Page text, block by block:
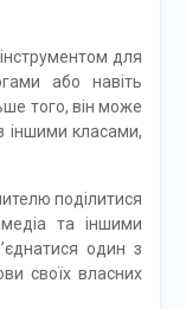
для
або навіть
того, він може
іншими класами,
поділитися
та іншими
один з
своїх власних